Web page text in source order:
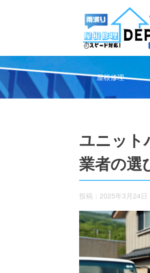
屋根修理
ユニット
業者の選
投稿：2025年3月24日